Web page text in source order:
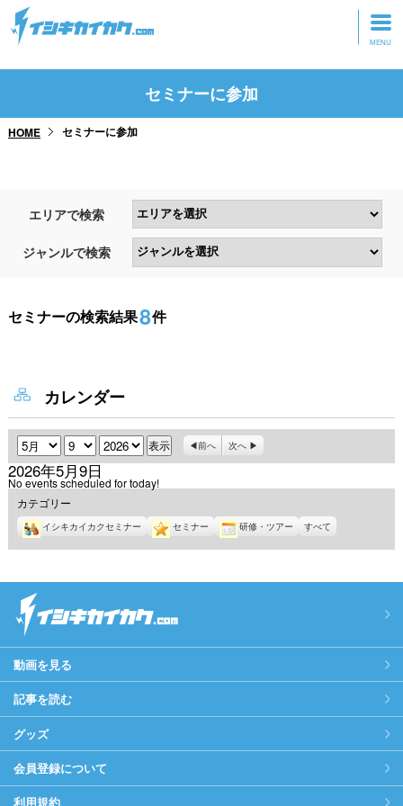
トップページ
研修・ツアーに参加
セミナーに参加
HOME セミナーに参加
エリアで検索
ジャンルで検索
セミナーの検索結果8件
カレンダー
月 日 年 前へ 次へ
2026年5月9日
No events scheduled for today!
カテゴリー
イシキカイカクセミナー セミナー 研修・ツアー すべて
動画を見る
記事を読む
グッズ
会員登録について